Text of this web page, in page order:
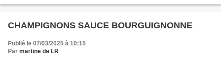
CHAMPIGNONS SAUCE BOURGUIGNONNE
Publié le 07/03/2025 à 10:15
Par martine de LR